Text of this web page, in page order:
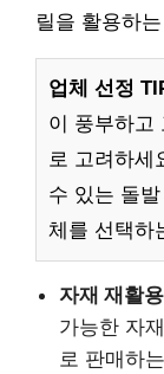
릴을 활용하
업체 선정
이 풍부하고
로 고려하세
수 있는 돌
체를 선택하
자재 재활
가능한 자
로 판매하